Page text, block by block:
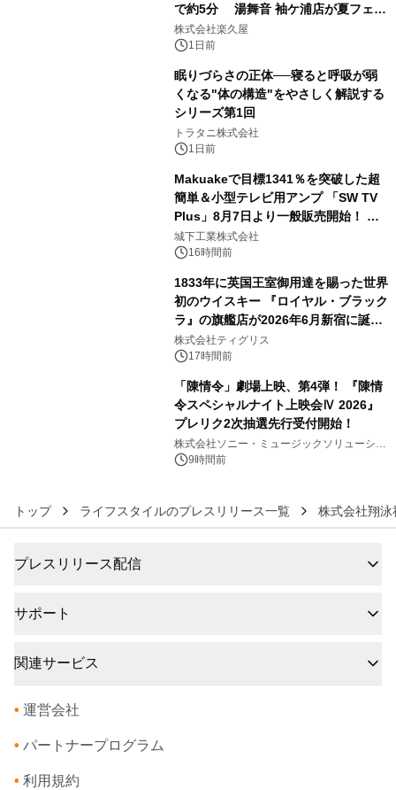
で約5分 湯舞音 袖ケ浦店が夏フェア
メニューを提供
株式会社楽久屋
1日前
眠りづらさの正体──寝ると呼吸が弱
くなる"体の構造"をやさしく解説する
シリーズ第1回
トラタニ株式会社
1日前
Makuakeで目標1341％を突破した超
簡単＆小型テレビ用アンプ 「SW TV
Plus」8月7日より一般販売開始！ ケ
ーブル1本つなぐだけ、テレビの音が
ぐっと豊かに
城下工業株式会社
16時間前
1833年に英国王室御用達を賜った世界
初のウイスキー 『ロイヤル・ブラック
ラ』の旗艦店が2026年6月新宿に誕
生 バカルディ ジャパンと連携した
没入型バー「BAR Arca」
株式会社ティグリス
17時間前
「陳情令」劇場上映、第4弾！ 『陳情
令スペシャルナイト上映会Ⅳ 2026』
プレリク2次抽選先行受付開始！
株式会社ソニー・ミュージックソリューショ
ンズ9時間前
トップ ライフスタイルのプレスリリース一覧 株式会社翔
プレスリリース配信
サポート
関連サービス
• 運営会社
• パートナープログラム
• 利用規約